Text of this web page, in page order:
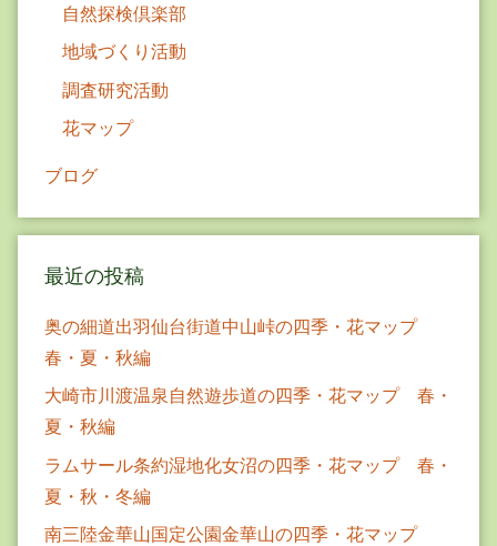
自然探検倶楽部
地域づくり活動
調査研究活動
花マップ
ブログ
最近の投稿
奥の細道出羽仙台街道中山峠の四季・花マップ
春・夏・秋編
大崎市川渡温泉自然遊歩道の四季・花マップ 春・
夏・秋編
ラムサール条約湿地化女沼の四季・花マップ 春・
夏・秋・冬編
南三陸金華山国定公園金華山の四季・花マップ